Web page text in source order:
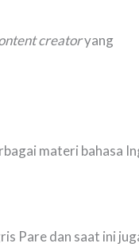
creatoryang
materi bahasa
Pare dan saat ini